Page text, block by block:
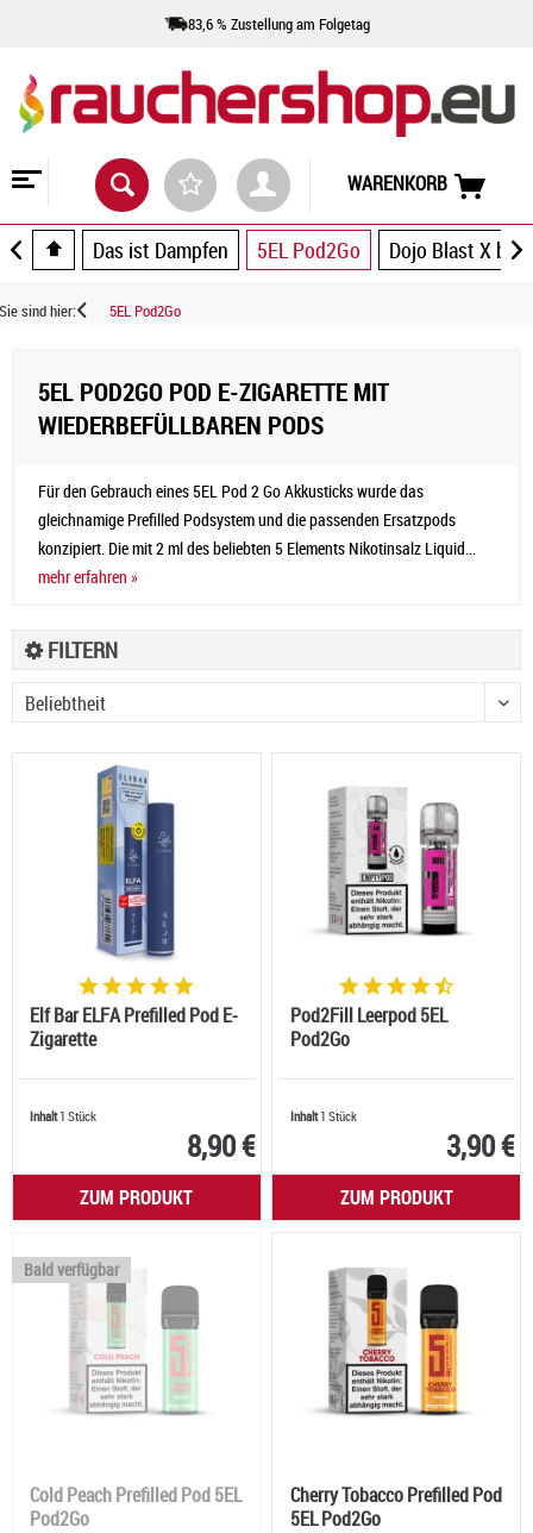
83,6 % Zustellung am Folgetag
WARENKORB
Das ist Dampfen 5EL Pod2Go Dojo Blast X by
Sie sind hier: 5EL Pod2Go
5EL POD2GO POD E-ZIGARETTE MIT
WIEDERBEFÜLLBAREN PODS
Für den Gebrauch eines 5EL Pod 2 Go Akkusticks wurde das
gleichnamige Prefilled Podsystem und die passenden Ersatzpods
konzipiert. Die mit 2 ml des beliebten 5 Elements Nikotinsalz Liquid...
mehr erfahren »
FILTERN
Elf Bar ELFA Prefilled Pod E-
Zigarette
Inhalt1 Stück
8,90 €
ZUM PRODUKT
Pod2Fill Leerpod 5EL
Pod2Go
Inhalt1 Stück
3,90 €
ZUM PRODUKT
Bald verfügbar
Cold Peach Prefilled Pod 5EL
Pod2Go
Cherry Tobacco Prefilled Pod
5EL Pod2Go